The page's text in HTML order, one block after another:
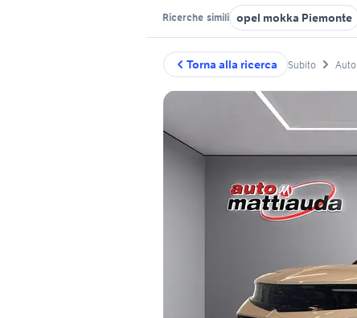
Ricerche simili opel mokka Piemonte
Torna alla ricerca Subito Auto